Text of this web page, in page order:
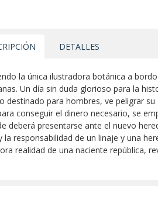
DETALLES
la única ilustradora botánica a
Un día sin duda glorioso para la
para hombres, ve peligrar
conseguir el dinero necesario, se
deberá presentarse ante el nuevo
responsabilidad de un linaje y una
realidad de una naciente república,